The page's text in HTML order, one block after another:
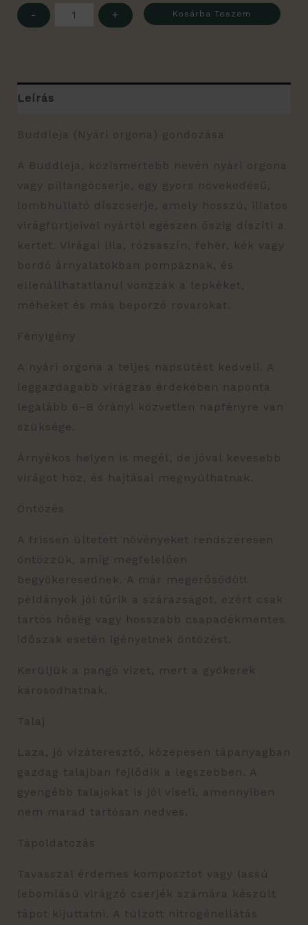
- + Kosárba Teszem
Leírás
Buddleja (Nyári orgona) gondozása
A Buddleja, közismertebb nevén nyári orgona
vagy pillangócserje, egy gyors növekedésű,
lombhullató díszcserje, amely hosszú, illatos
virágfürtjeivel nyártól egészen őszig díszíti a
kertet. Virágai lila, rózsaszín, fehér, kék vagy
bordó árnyalatokban pompáznak, és
ellenállhatatlanul vonzzák a lepkéket,
méheket és más beporzó rovarokat.
Fényigény
A nyári orgona a teljes napsütést kedveli. A
leggazdagabb virágzás érdekében naponta
legalább 6–8 órányi közvetlen napfényre van
szüksége.
Árnyékos helyen is megél, de jóval kevesebb
virágot hoz, és hajtásai megnyúlhatnak.
Öntözés
A frissen ültetett növényeket rendszeresen
öntözzük, amíg megfelelően
begyökeresednek. A már megerősödött
példányok jól tűrik a szárazságot, ezért csak
tartós hőség vagy hosszabb csapadékmentes
időszak esetén igényelnek öntözést.
Kerüljük a pangó vizet, mert a gyökerek
károsodhatnak.
Talaj
Laza, jó vízáteresztő, közepesen tápanyagban
gazdag talajban fejlődik a legszebben. A
gyengébb talajokat is jól viseli, amennyiben
nem marad tartósan nedves.
Tápoldatozás
Tavasszal érdemes komposztot vagy lassú
lebomlású virágzó cserjék számára készült
tápot kijuttatni. A túlzott nitrogénellátás